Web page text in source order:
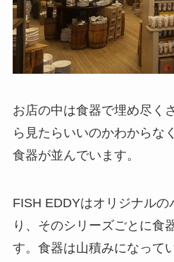
お店の中は食器で埋め尽く
ら見たらいいのかわからな
食器が並んでいます。
FISH EDDYはオリジナル
り、そのシリーズごとに食
す。食器は山積みになって